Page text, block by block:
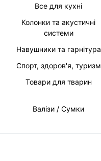
Все для кухні
Колонки та акустичні
системи
Навушники та гарнітура
Спорт, здоров'я, туризм
Товари для тварин
Валізи / Сумки